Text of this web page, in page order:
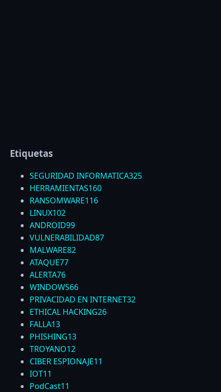
Etiquetas
SEGURIDAD INFORMATICA325
HERRAMIENTAS160
RANSOMWARE116
LINUX102
ANDROID99
VULNERABILIDAD87
MALWARE82
ATAQUE77
ALERTA76
WINDOWS66
PRIVACIDAD EN INTERNET32
ETHICAL HACKING26
FALLA13
PHISHING13
TROYANO12
CIBER ESPIONAJE11
IOT11
PodCast11